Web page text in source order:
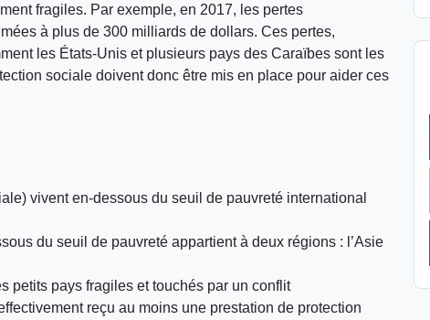
fragiles. Par exemple, en 2017, les pertes
à plus de 300 milliards de dollars. Ces pertes,
les États-Unis et plusieurs pays des Caraïbes sont les
sociale doivent donc être mis en place pour aider ces
vivent en-dessous du seuil de pauvreté international
du seuil de pauvreté appartient à deux régions : l’Asie
petits pays fragiles et touchés par un conflit
reçu au moins une prestation de protection